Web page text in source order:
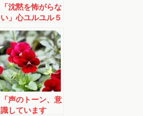
「沈黙を怖がらな
い」心ユルユル５
分傾聴-基本編４
「声のトーン、意
識しています